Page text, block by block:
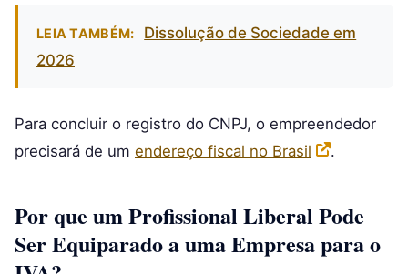
LEIA TAMBÉM:
Dissolução de Sociedade em
2026
Para concluir o registro do CNPJ, o empreendedor
precisará de um endereço fiscal no Brasil .
Por que um Profissional Liberal Pode
Ser Equiparado a uma Empresa para o